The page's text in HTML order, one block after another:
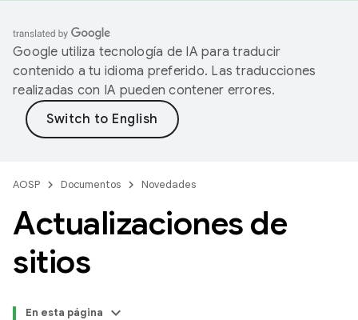
Google utiliza tecnología de IA para traducir
contenido a tu idioma preferido. Las traducciones
realizadas con IA pueden contener errores.
AOSP Documentos Novedades
Actualizaciones de
sitios
En esta página